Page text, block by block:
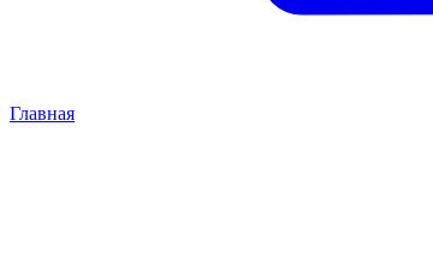
Главная